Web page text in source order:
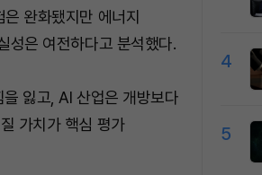
완화됐지만 에너지
성은 여전하다고 분석했다.
잃고, AI 산업은 개방보다
가치가 핵심 평가
4
5